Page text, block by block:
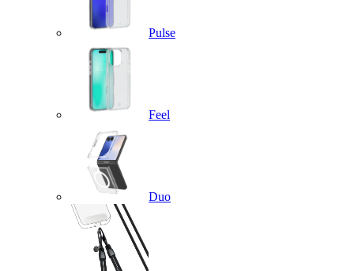
Pulse
Feel
Duo